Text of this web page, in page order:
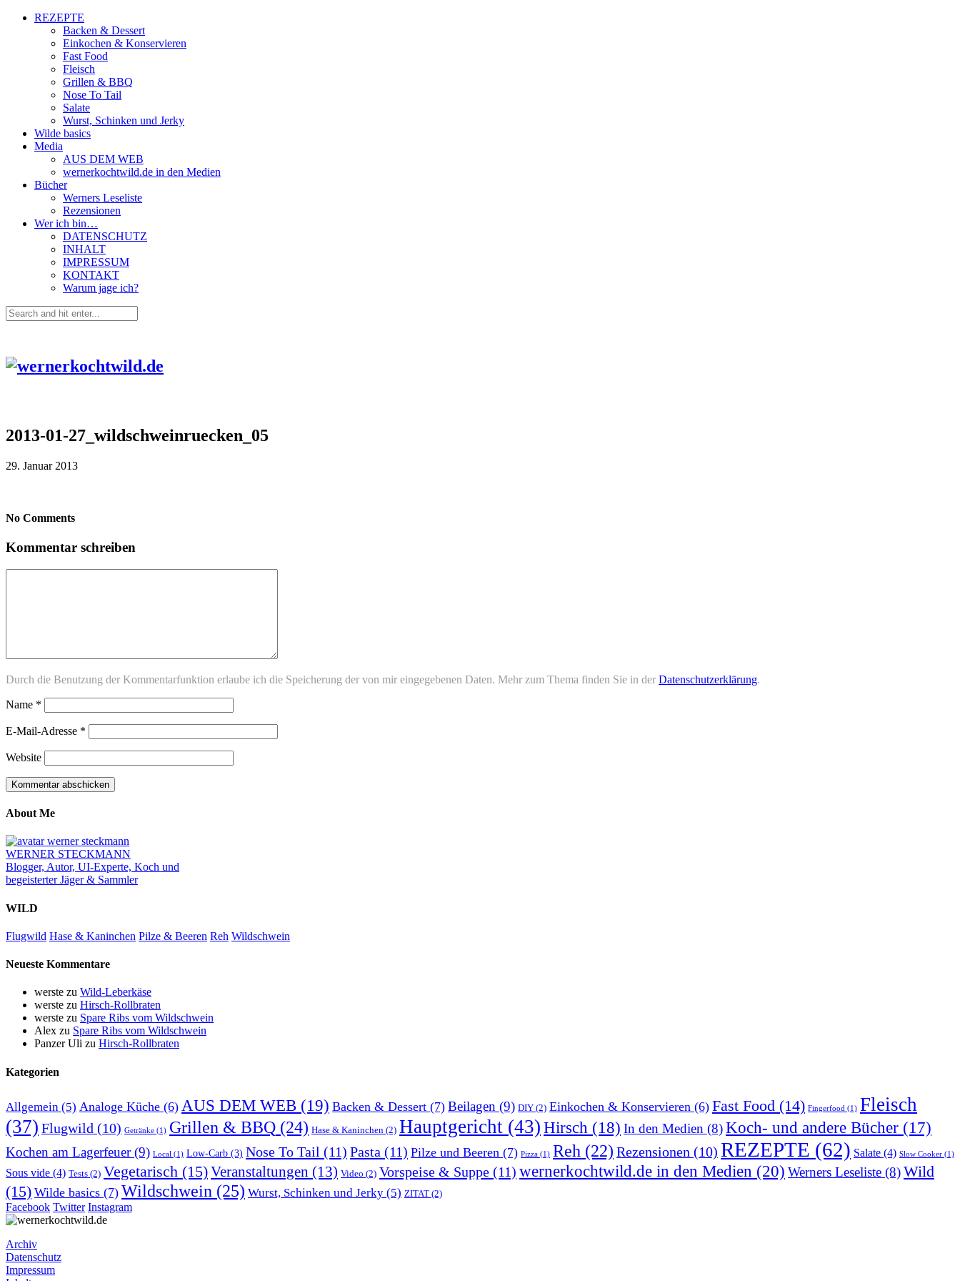
REZEPTE
Backen & Dessert
Einkochen & Konservieren
Fast Food
Fleisch
Grillen & BBQ
Nose To Tail
Salate
Wurst, Schinken und Jerky
Wilde basics
Media
AUS DEM WEB
wernerkochtwild.de in den Medien
Bücher
Werners Leseliste
Rezensionen
Wer ich bin…
DATENSCHUTZ
INHALT
IMPRESSUM
KONTAKT
Warum jage ich?
2013-01-27_wildschweinruecken_05
29. Januar 2013
No Comments
Kommentar schreiben
Durch die Benutzung der Kommentarfunktion erlaube ich die Speicherung der von mir eingegebenen Daten. Mehr zum Thema finden Sie in der Datenschutzerklärung.
Name *
E-Mail-Adresse *
Website
About Me
WERNER STECKMANN
Blogger, Autor, UI-Experte, Koch und
begeisterter Jäger & Sammler
WILD
Flugwild Hase & Kaninchen Pilze & Beeren Reh Wildschwein
Neueste Kommentare
werste zu Wild-Leberkäse
werste zu Hirsch-Rollbraten
werste zu Spare Ribs vom Wildschwein
Alex zu Spare Ribs vom Wildschwein
Panzer Uli zu Hirsch-Rollbraten
Kategorien
Allgemein (5) Analoge Küche (6) AUS DEM WEB (19) Backen & Dessert (7) Beilagen (9) DIY (2) Einkochen & Konservieren (6) Fast Food (14) Fingerfood (1) Fleisch
(37) Flugwild (10) Getränke (1) Grillen & BBQ (24) Hase & Kaninchen (2) Hauptgericht (43) Hirsch (18) In den Medien (8)Koch- und andere Bücher (17)
Kochen am Lagerfeuer(9) Local (1) Low-Carb (3) Nose To Tail (11) Pasta (11) Pilze und Beeren (7) Pizza (1) Reh (22) Rezensionen (10) REZEPTE (62) Salate (4) Slow Cooker (1)
Sous vide (4) Tests (2) Vegetarisch (15)Veranstaltungen (13) Video (2) Vorspeise & Suppe (11) wernerkochtwild.de in den Medien (20) Werners Leseliste (8)Wild
(15) Wilde basics (7) Wildschwein (25) Wurst, Schinken und Jerky (5) ZITAT (2)
Facebook Twitter Instagram
Archiv
Datenschutz
Impressum